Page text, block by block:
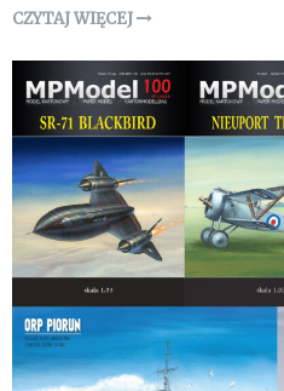
CZYTAJ WIĘCEJ